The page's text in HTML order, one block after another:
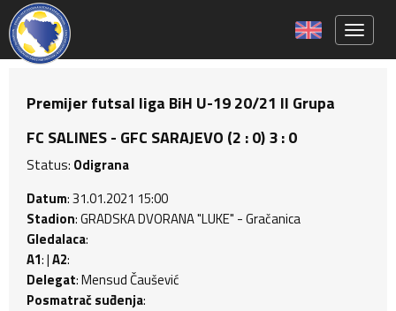
Premijer futsal liga BiH U-19 20/21 II Grupa
FC SALINES - GFC SARAJEVO (2 : 0) 3 : 0
Status: Odigrana
Datum: 31.01.2021 15:00
Stadion: GRADSKA DVORANA "LUKE" - Gračanica
Gledalaca:
A1: |A2:
Delegat: Mensud Čaušević
Posmatrač suđenja: